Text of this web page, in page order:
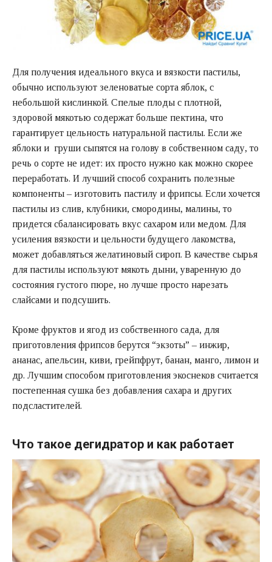
Для получения идеального вкуса и вязкости пастилы,
обычно используют зеленоватые сорта яблок, с
небольшой кислинкой. Спелые плоды с плотной,
здоровой мякотью содержат больше пектина, что
гарантирует цельность натуральной пастилы. Если же
яблоки и груши сыпятся на голову в собственном саду, то
речь о сорте не идет: их просто нужно как можно скорее
переработать. И лучший способ сохранить полезные
компоненты – изготовить пастилу и фрипсы. Если хочется
пастилы из слив, клубники, смородины, малины, то
придется сбалансировать вкус сахаром или медом. Для
усиления вязкости и цельности будущего лакомства,
может добавляться желатиновый сироп. В качестве сырья
для пастилы используют мякоть дыни, уваренную до
состояния густого пюре, но лучше просто нарезать
слайсами и подсушить.
Кроме фруктов и ягод из собственного сада, для
приготовления фрипсов берутся “экзоты” – инжир,
ананас, апельсин, киви, грейпфрут, банан, манго, лимон и
др. Лучшим способом приготовления экоснеков считается
постепенная сушка без добавления сахара и других
подсластителей.
Что такое дегидратор и как работает